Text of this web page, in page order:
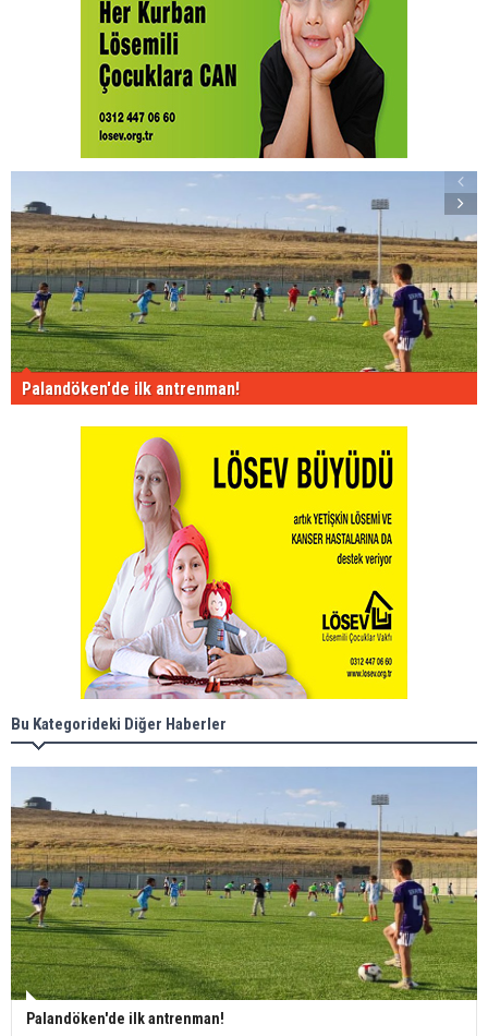
Palandöken'de ilk antrenman!
Bu Kategorideki Diğer Haberler
Palandöken'de ilk antrenman!